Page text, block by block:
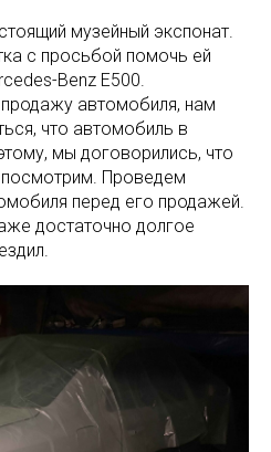
музейный экспонат.
с просьбой помочь ей
Benz E500.
автомобиля, нам
что автомобиль в
мы договорились, что
Проведем
перед его продажей.
достаточно долгое